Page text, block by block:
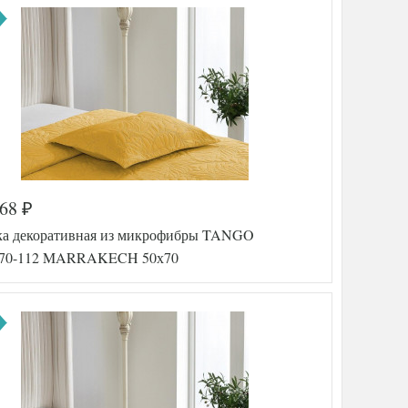
Упругая
Холлофайбер
Спандбонд
₽
декоративная из микрофибры TANGO
112 MARRAKECH 50х70